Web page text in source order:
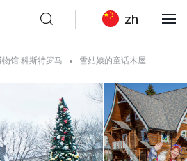
zh
物馆 科斯特罗马 雪姑娘的童话木屋